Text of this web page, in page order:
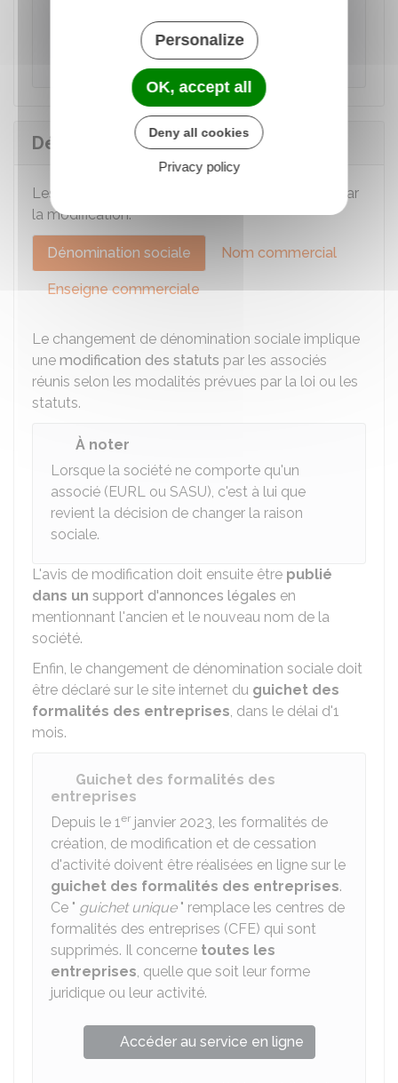
Institut national de la propriété industrielle (Inpi)
Démarches de modification
Les formalités varient selon l'élément impacté par
la modification.
Dénomination sociale Nom commercial
Enseigne commerciale
Le changement de dénomination sociale implique
une modification des statuts par les associés
réunis selon les modalités prévues par la loi ou les
statuts.
À noter
Lorsque la société ne comporte qu'un
associé (EURL ou SASU), c'est à lui que
revient la décision de changer la raison
sociale.
L'avis de modification doit ensuite être publié
dans un support d'annonces légales en
mentionnant l'ancien et le nouveau nom de la
société.
Enfin, le changement de dénomination sociale doit
être déclaré sur le site internet du guichet des
formalités des entreprises, dans le délai d'1
mois.
Guichet des formalités des
entreprises
Depuis le 1er janvier 2023, les formalités de
création, de modification et de cessation
d'activité doivent être réalisées en ligne sur le
guichet des formalités des entreprises.
Ce " guichet unique" remplace les centres de
formalités des entreprises (CFE) qui sont
supprimés. Il concerne toutes les
entreprises, quelle que soit leur forme
juridique ou leur activité.
Accéder au service en ligne
Personalize
OK, accept all
Deny all cookies
Privacy policy